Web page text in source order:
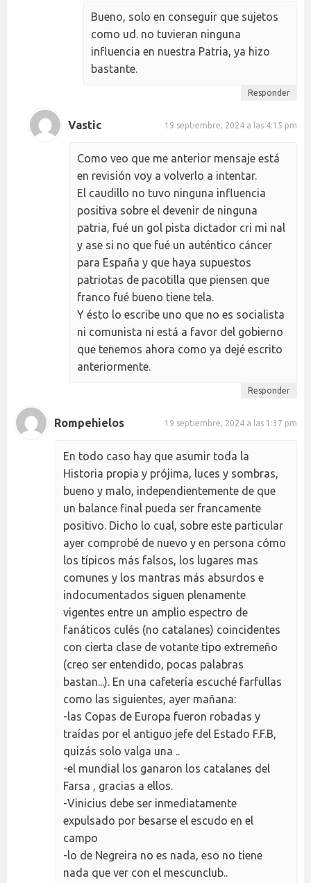
Bueno, solo en conseguir que sujetos
como ud. no tuvieran ninguna
influencia en nuestra Patria, ya hizo
bastante.
Responder
Vastic 19 septiembre, 2024 a las 4:15 pm
Como veo que me anterior mensaje está
en revisión voy a volverlo a intentar.
El caudillo no tuvo ninguna influencia
positiva sobre el devenir de ninguna
patria, fué un gol pista dictador cri mi nal
y ase si no que fué un auténtico cáncer
para España y que haya supuestos
patriotas de pacotilla que piensen que
franco fué bueno tiene tela.
Y ésto lo escribe uno que no es socialista
ni comunista ni está a favor del gobierno
que tenemos ahora como ya dejé escrito
anteriormente.
Responder
Rompehielos 19 septiembre, 2024 a las 1:37 pm
En todo caso hay que asumir toda la
Historia propia y prójima, luces y sombras,
bueno y malo, independientemente de que
un balance final pueda ser francamente
positivo. Dicho lo cual, sobre este particular
ayer comprobé de nuevo y en persona cómo
los típicos más falsos, los lugares mas
comunes y los mantras más absurdos e
indocumentados siguen plenamente
vigentes entre un amplio espectro de
fanáticos culés (no catalanes) coincidentes
con cierta clase de votante tipo extremeño
(creo ser entendido, pocas palabras
bastan...). En una cafetería escuché farfullas
como las siguientes, ayer mañana:
-las Copas de Europa fueron robadas y
traídas por el antiguo jefe del Estado F.F.B,
quizás solo valga una ..
-el mundial los ganaron los catalanes del
Farsa , gracias a ellos.
-Vinicius debe ser inmediatamente
expulsado por besarse el escudo en el
campo
-lo de Negreira no es nada, eso no tiene
nada que ver con el mescunclub..